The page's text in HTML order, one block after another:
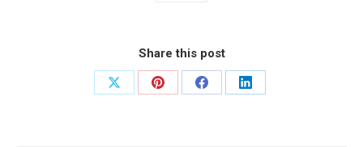
Share this post
Share
Share
Share
Share